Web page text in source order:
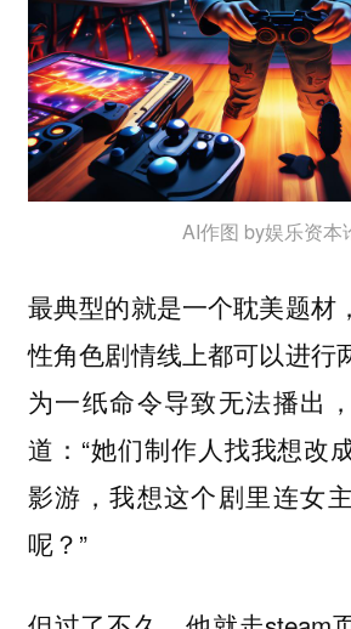
AI作图 by娱乐资本
最典型的就是一个耽美题材
性角色剧情线上都可以进行
为一纸命令导致无法播出
道：“她们制作人找我想改
影游，我想这个剧里连女
呢？”